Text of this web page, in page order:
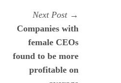
Next Post
post:
Companies with
female CEOs
found to be more
profitable on